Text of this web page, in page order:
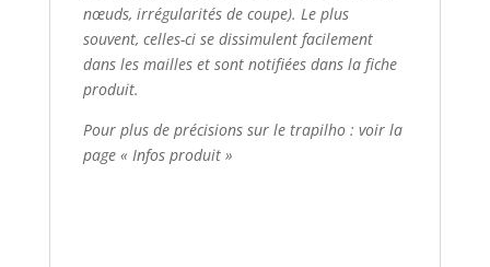
nœuds, irrégularités de coupe). Le plus
souvent, celles-ci se dissimulent facilement
dans les mailles et sont notifiées dans la fiche
produit.
Pour plus de précisions sur le trapilho : voir la
page « Infos produit »